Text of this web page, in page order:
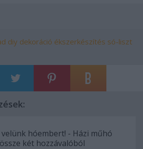
diy dekoráció ékszerkészítés só-liszt
velünk hóembert! - Házi műhó
két hozzávalóból